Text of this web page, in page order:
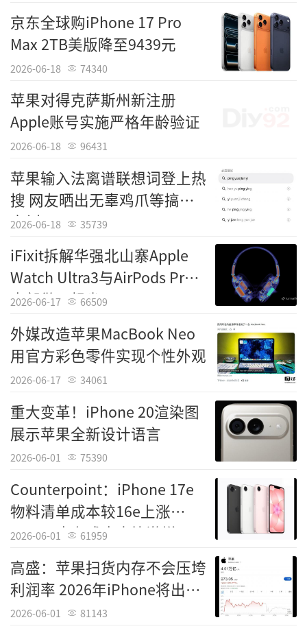
京东全球购iPhone 17 Pro
Max 2TB美版降至9439元
2026-06-18 74340
苹果对得克萨斯州新注册
Apple账号实施严格年龄验证
2026-06-18 96431
苹果输入法离谱联想词登上热
搜 网友晒出无辜鸡爪等搞笑
案例
2026-06-18 35739
iFixit拆解华强北山寨Apple
Watch Ultra3与AirPods Pro3
内部做工粗劣
2026-06-17 66509
外媒改造苹果MacBook Neo
用官方彩色零件实现个性外观
2026-06-17 34061
重大变革！iPhone 20渲染图
展示苹果全新设计语言
2026-06-01 75390
Counterpoint：iPhone 17e
物料清单成本较16e上涨
15.6% 内存成本占比激增
2026-06-01 61959
高盛：苹果扫货内存不会压垮
利润率 2026年iPhone将出货
2.4EB LPDDR5
2026-06-01 81143